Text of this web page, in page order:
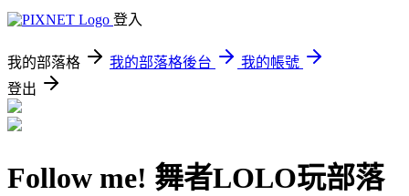
登入
我的部落格 我的部落格後台
我的帳號
登出
Follow me! 舞者LOLO玩部落